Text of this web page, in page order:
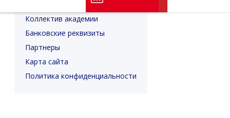
Лицензия и аккредитация
Коллектив академии
Банковские реквизиты
Партнеры
Карта сайта
Политика конфиденциальности